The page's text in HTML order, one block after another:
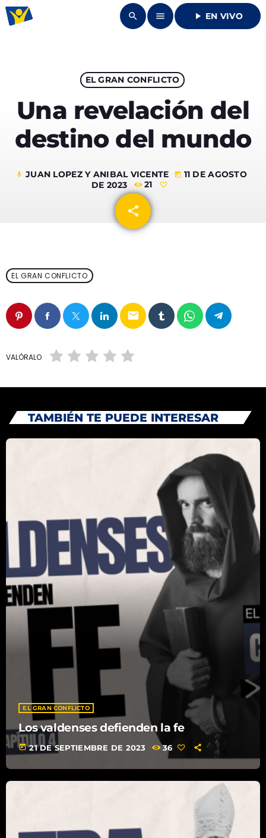
search menu play_arrow EN VIVO
close
play_arrow
HISTORIA
RADIO
TV
ANGELES DE ESPERANZA
CLUB DE AMIGOS
Archives
junio 2026
noviembre 2025
agosto 2025
abril 2025
marzo 2025
diciembre 2024
noviembre 2024
Categories
EL GRAN CONFLICTO
Una revelación del
destino del mundo
mic JUAN LOPEZ Y ANIBAL VICENTE today 11 DE AGOSTO
DE 2023
21
share
email
EL GRAN CONFLICTO
email
VALÓRALO
TAMBIÉN TE PUEDE INTERESAR
EL GRAN CONFLICTO
Los valdenses defienden la fe
today 21 DE SEPTIEMBRE DE 2023 36